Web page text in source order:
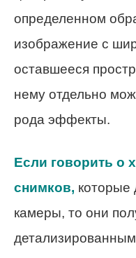
определенном
изображение с
оставшееся
нему отдельно
рода эффекты.
Если говорить о
снимков, которые
камеры, то они